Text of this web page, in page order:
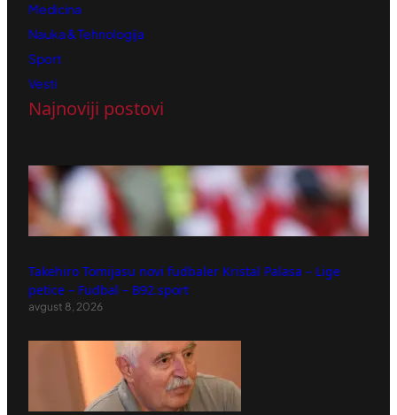
Medicina
Nauka & Tehnologija
Sport
Vesti
Najnoviji postovi
Takehiro Tomijasu novi fudbaler Kristal Palasa – Lige
petice – Fudbal – B92.sport
avgust 8, 2026